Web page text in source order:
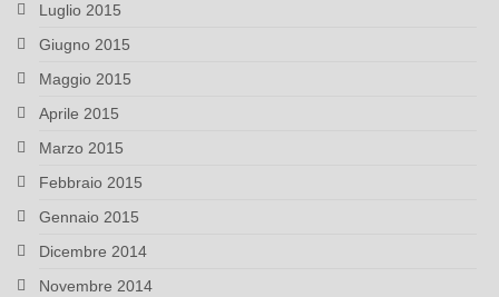
Luglio 2015
Giugno 2015
Maggio 2015
Aprile 2015
Marzo 2015
Febbraio 2015
Gennaio 2015
Dicembre 2014
Novembre 2014